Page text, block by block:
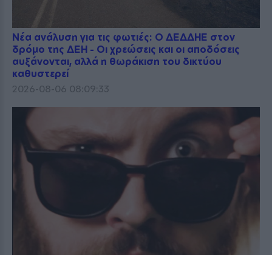
Νέα ανάλυση για τις φωτιές: Ο ΔΕΔΔΗΕ στον
δρόμο της ΔΕΗ - Οι χρεώσεις και οι αποδόσεις
αυξάνονται, αλλά η θωράκιση του δικτύου
καθυστερεί
2026-08-06 08:09:33